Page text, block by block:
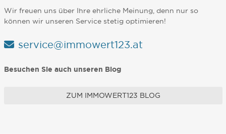
Wir freuen uns über Ihre ehrliche Meinung, denn nur so
können wir unseren Service stetig optimieren!
service@immowert123.at
Besuchen Sie auch unseren Blog
ZUM IMMOWERT123 BLOG